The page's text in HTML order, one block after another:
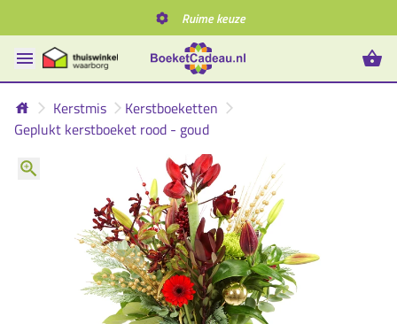
Ruime keuze
Kerstmis
Kerstboeketten
Geplukt kerstboeket rood - goud